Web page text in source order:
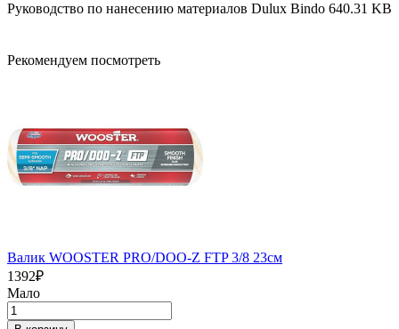
Руководство по нанесению материалов Dulux Bindo 640.31 KB
Рекомендуем посмотреть
Валик WOOSTER PRO/DOO-Z FTP 3/8 23см
1392₽
Мало